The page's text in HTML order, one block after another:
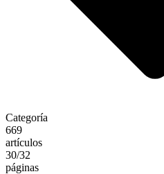
Categoría
669
artículos
30/32
páginas